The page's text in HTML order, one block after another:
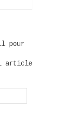
pour
article